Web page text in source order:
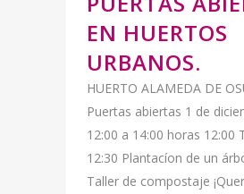
EN HUERTOS
URBANOS.
HUERTO ALAMEDA DE
Puertas abiertas 1 de
12:00 a 14:00 horas 12:00
12:30 Plantacíon de un
Taller de compostaje